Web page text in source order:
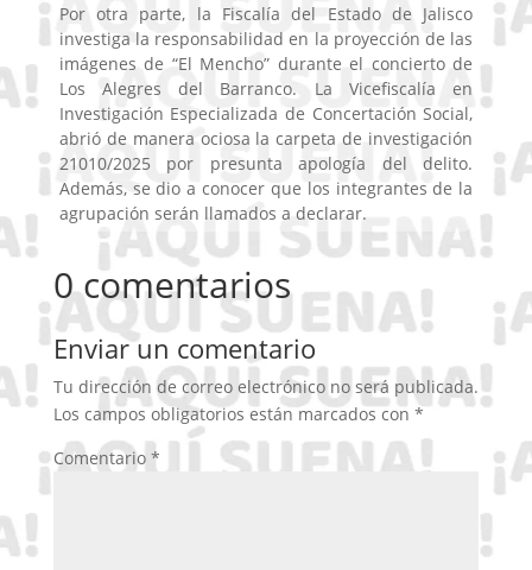
Por otra parte, la Fiscalía del Estado de Jalisco
investiga la responsabilidad en la proyección de las
imágenes de “El Mencho” durante el concierto de
Los Alegres del Barranco. La Vicefiscalía en
Investigación Especializada de Concertación Social,
abrió de manera ociosa la carpeta de investigación
21010/2025 por presunta apología del delito.
Además, se dio a conocer que los integrantes de la
agrupación serán llamados a declarar.
0 comentarios
Enviar un comentario
Tu dirección de correo electrónico no será publicada.
Los campos obligatorios están marcados con *
Comentario *